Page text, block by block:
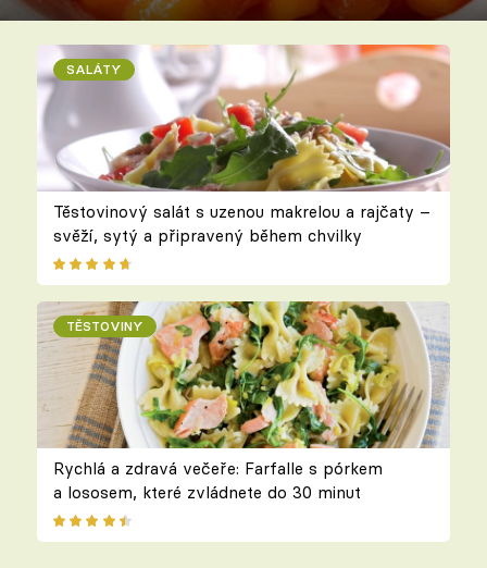
SALÁTY
Těstovinový salát s uzenou makrelou a rajčaty –
svěží, sytý a připravený během chvilky
TĚSTOVINY
Rychlá a zdravá večeře: Farfalle s pórkem
a lososem, které zvládnete do 30 minut